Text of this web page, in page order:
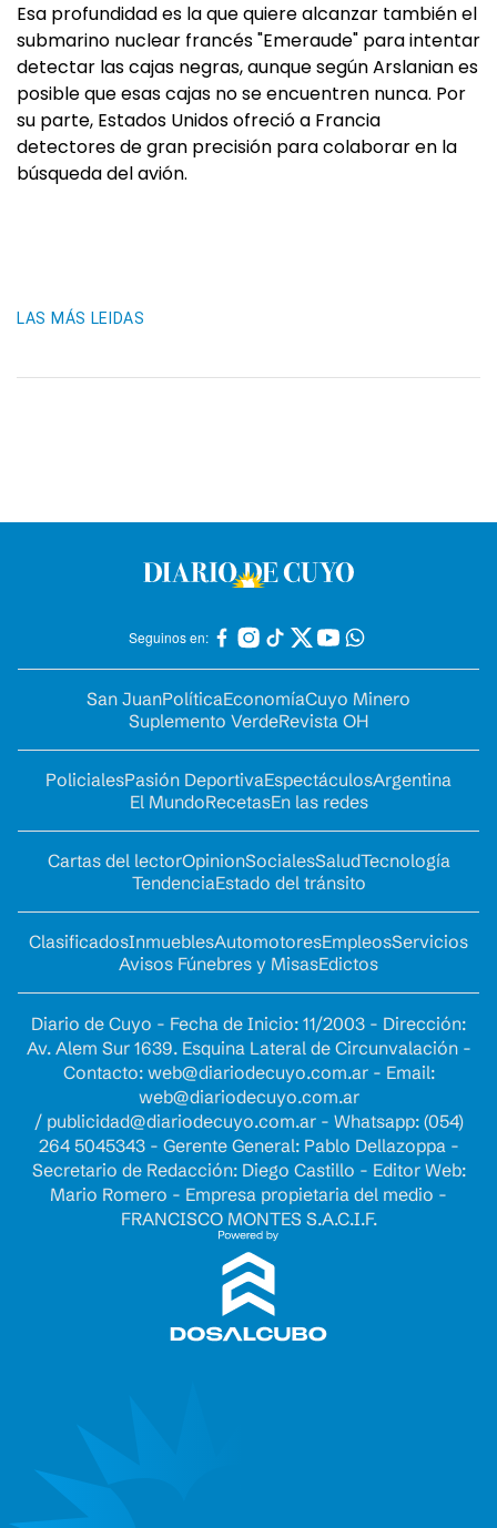
Esa profundidad es la que quiere alcanzar también el
submarino nuclear francés "Emeraude" para intentar
detectar las cajas negras, aunque según Arslanian es
posible que esas cajas no se encuentren nunca. Por
su parte, Estados Unidos ofreció a Francia
detectores de gran precisión para colaborar en la
búsqueda del avión.
LAS MÁS LEIDAS
Seguinos en:
San JuanPolíticaEconomíaCuyo Minero
Suplemento VerdeRevista OH
PolicialesPasión DeportivaEspectáculosArgentina
El MundoRecetasEn las redes
Cartas del lectorOpinionSocialesSaludTecnología
TendenciaEstado del tránsito
ClasificadosInmueblesAutomotoresEmpleosServicios
Avisos Fúnebres y MisasEdictos
Diario de Cuyo - Fecha de Inicio: 11/2003 - Dirección:
Av. Alem Sur 1639. Esquina Lateral de Circunvalación -
Contacto: web@diariodecuyo.com.ar- Email:
web@diariodecuyo.com.ar
/ publicidad@diariodecuyo.com.ar- Whatsapp: (054)
264 5045343 - Gerente General: Pablo Dellazoppa -
Secretario de Redacción: Diego Castillo - Editor Web:
Mario Romero - Empresa propietaria del medio -
FRANCISCO MONTES S.A.C.I.F.